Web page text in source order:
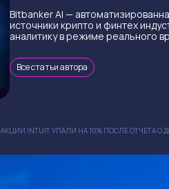
Bitbanker AI —
источники крипто и финтех
аналитику в режиме реального
Все статьи автора
АКЦИИ INTUIT УПАЛИ НА 10% ПОСЛЕ ОТЧЕТА